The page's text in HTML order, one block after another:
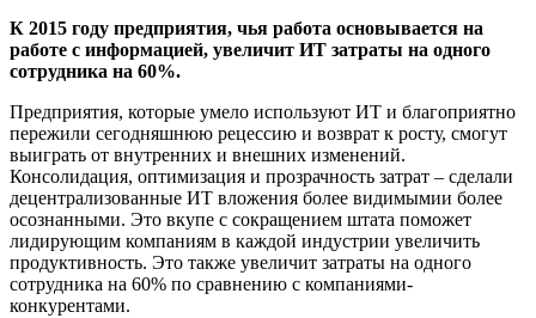
К 2015 году предприятия, чья работа основывается на
работе с информацией, увеличит ИТ затраты на одного
сотрудника на 60%.
Предприятия, которые умело используют ИТ и благоприятно
пережили сегодняшнюю рецессию и возврат к росту, смогут
выиграть от внутренних и внешних изменений.
Консолидация, оптимизация и прозрачность затрат – сделали
децентрализованные ИТ вложения более видимымии более
осознанными. Это вкупе с сокращением штата поможет
лидирующим компаниям в каждой индустрии увеличить
продуктивность. Это также увеличит затраты на одного
сотрудника на 60% по сравнению с компаниями-
конкурентами.